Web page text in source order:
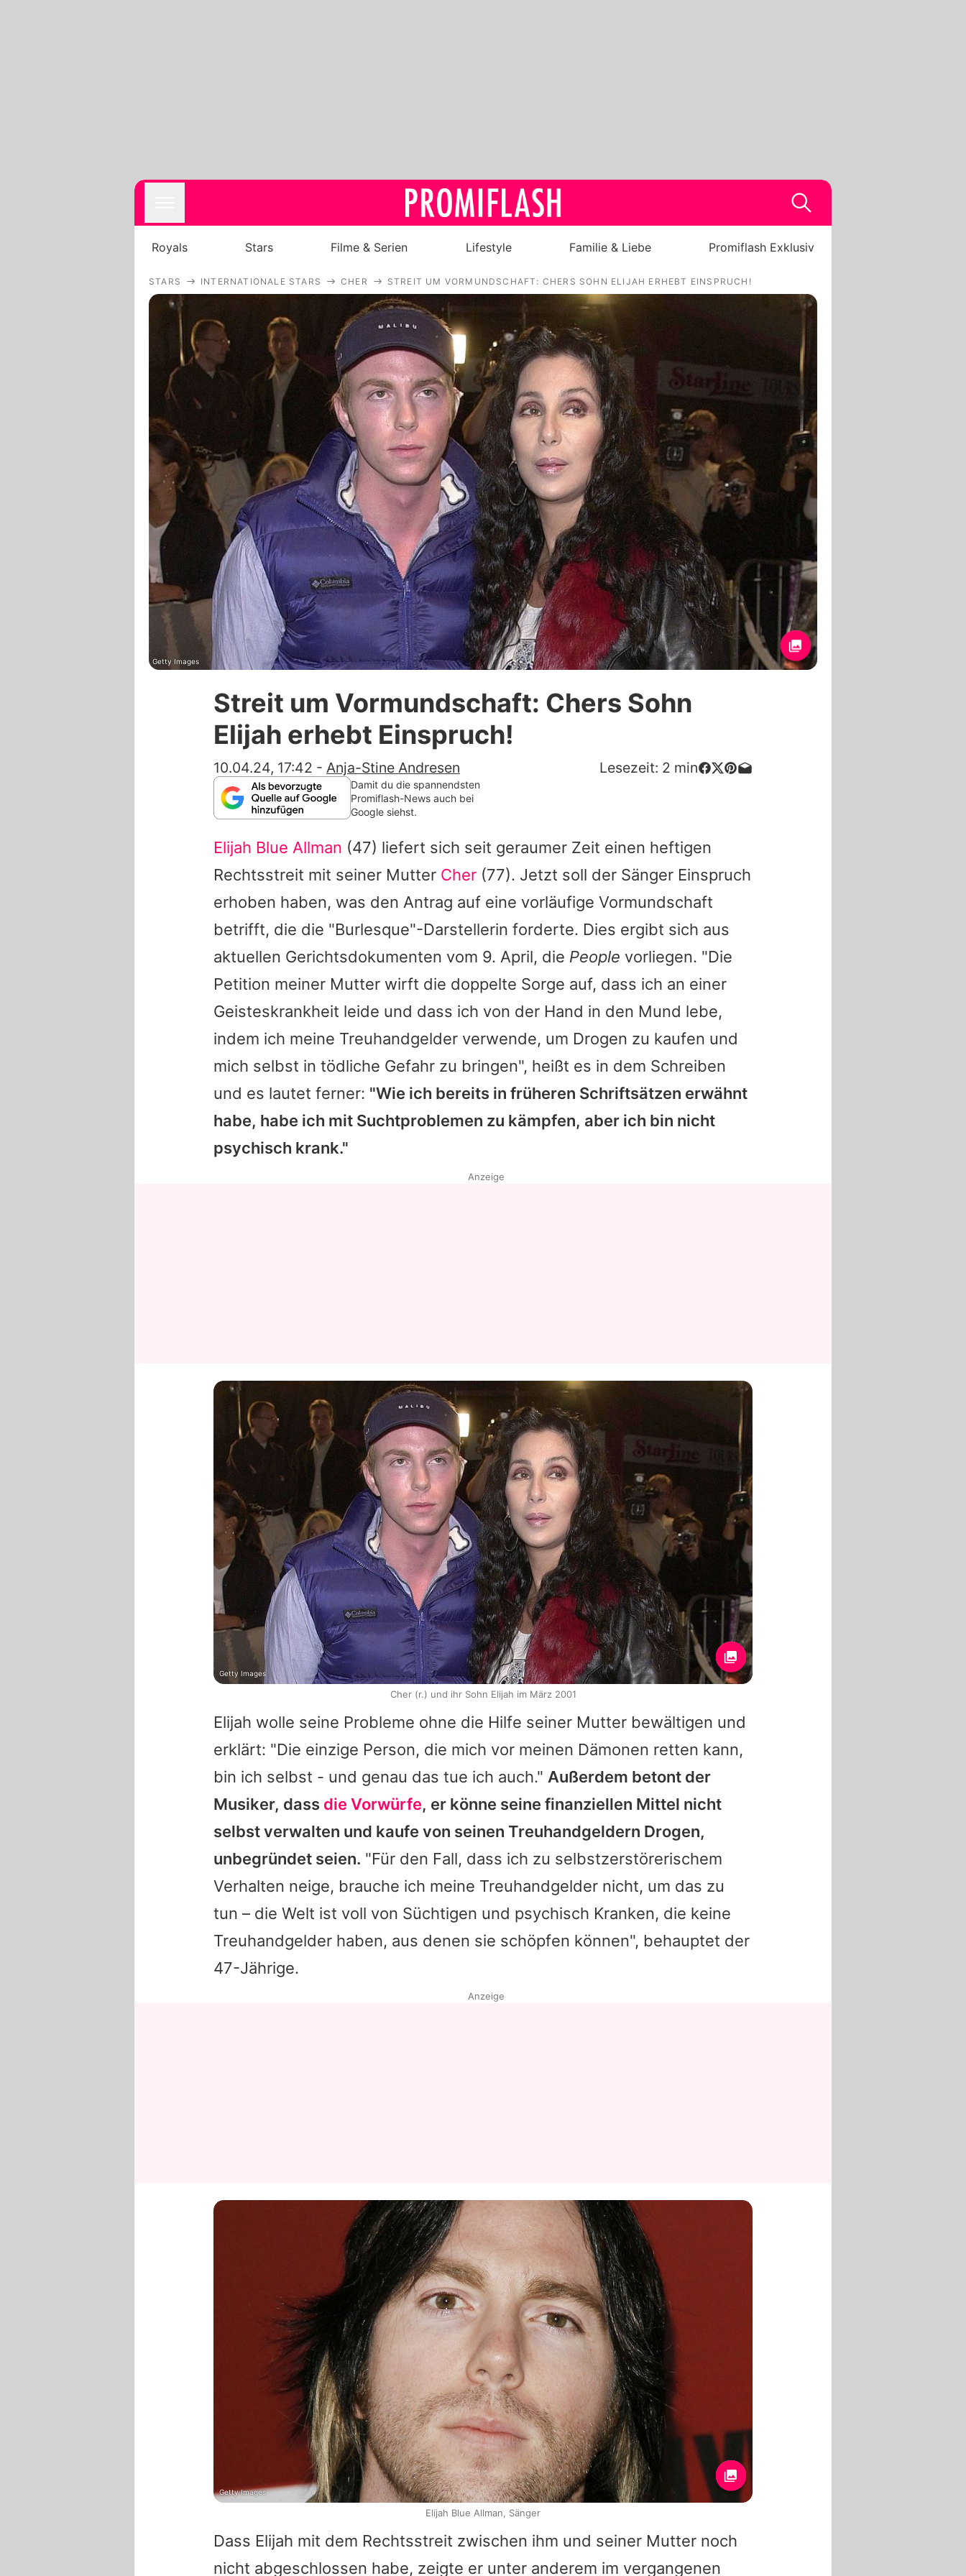
Royals
Filme & Serien
Lifestyle
Familie & Liebe
Promiflash Exklusiv
Alle Themen auf Promiflash
Jobs
App runterladen
Team
Redaktionelle Richtlinien
Impressum
Datenschutzerklärung
Nutzungsbedingungen
Utiq verwalten
Royals Stars Filme & Serien Lifestyle Familie & Liebe Promiflash Exklusiv
STARS INTERNATIONALE STARS CHER STREIT UM VORMUNDSCHAFT: CHERS SOHN ELIJAH ERHEBT EINSPRUCH!
Getty Images
Streit um Vormundschaft: Chers Sohn
Elijah erhebt Einspruch!
10.04.24, 17:42 - Anja-Stine Andresen Lesezeit: 2 min
Damit du die spannendsten
Promiflash-News auch bei
Google siehst.
Elijah Blue Allman (47) liefert sich seit geraumer Zeit einen heftigen
Rechtsstreit mit seiner Mutter Cher (77). Jetzt soll der Sänger Einspruch
erhoben haben, was den Antrag auf eine vorläufige Vormundschaft
betrifft, die die "Burlesque"-Darstellerin forderte. Dies ergibt sich aus
aktuellen Gerichtsdokumenten vom 9. April, die People vorliegen. "Die
Petition meiner Mutter wirft die doppelte Sorge auf, dass ich an einer
Geisteskrankheit leide und dass ich von der Hand in den Mund lebe,
indem ich meine Treuhandgelder verwende, um Drogen zu kaufen und
mich selbst in tödliche Gefahr zu bringen", heißt es in dem Schreiben
und es lautet ferner: "Wie ich bereits in früheren Schriftsätzen erwähnt
habe, habe ich mit Suchtproblemen zu kämpfen, aber ich bin nicht
psychisch krank."
Elijah wolle seine Probleme ohne die Hilfe seiner Mutter bewältigen und
erklärt: "Die einzige Person, die mich vor meinen Dämonen retten kann,
bin ich selbst - und genau das tue ich auch." Außerdem betont der
Musiker, dass die Vorwürfe, er könne seine finanziellen Mittel nicht
selbst verwalten und kaufe von seinen Treuhandgeldern Drogen,
unbegründet seien. "Für den Fall, dass ich zu selbstzerstörerischem
Verhalten neige, brauche ich meine Treuhandgelder nicht, um das zu
tun – die Welt ist voll von Süchtigen und psychisch Kranken, die keine
Treuhandgelder haben, aus denen sie schöpfen können", behauptet der
47-Jährige.
Dass Elijah mit dem Rechtsstreit zwischen ihm und seiner Mutter noch
nicht abgeschlossen habe, zeigte er unter anderem im vergangenen
Anzeige
Getty Images
Cher (r.) und ihr Sohn Elijah im März 2001
Anzeige
Getty Images
Elijah Blue Allman, Sänger